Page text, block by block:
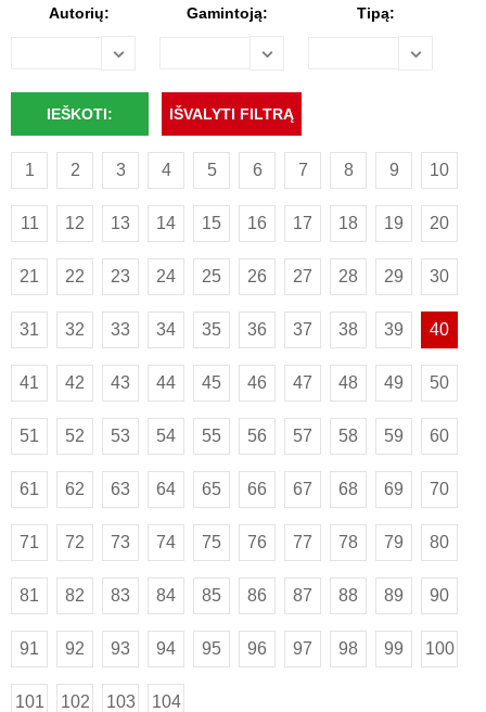
Autorių: Gamintoją: Tipą:
1 2 3 4 5 6 7 8 9 10
11 12 13 14 15 16 17 18 19 20
21 22 23 24 25 26 27 28 29 30
31 32 33 34 35 36 37 38 39 40
41 42 43 44 45 46 47 48 49 50
51 52 53 54 55 56 57 58 59 60
61 62 63 64 65 66 67 68 69 70
71 72 73 74 75 76 77 78 79 80
81 82 83 84 85 86 87 88 89 90
91 92 93 94 95 96 97 98 99 100
101 102 103 104